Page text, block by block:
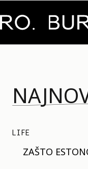
LIFE
ZAŠTO